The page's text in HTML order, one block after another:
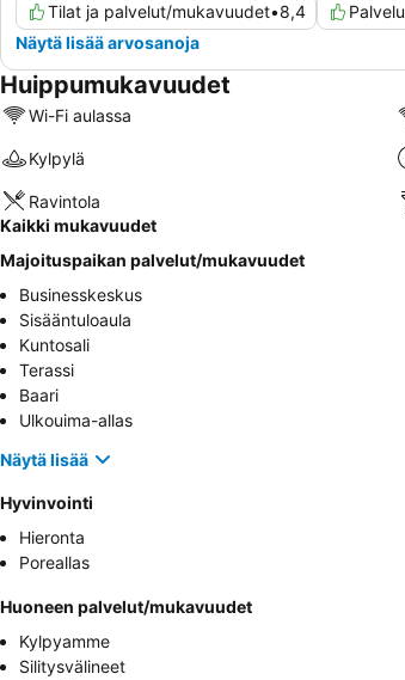
Tilat ja palvelut/mukavuudet•8,4 Palvelu
Näytä lisää arvosanoja
Huippumukavuudet
Wi-Fi aulassa
Kylpylä
Ravintola
Kaikki mukavuudet
Majoituspaikan palvelut/mukavuudet
Businesskeskus
Sisääntuloaula
Kuntosali
Terassi
Baari
Ulkouima-allas
Näytä lisää
Hyvinvointi
Hieronta
Poreallas
Huoneen palvelut/mukavuudet
Kylpyamme
Silitysvälineet